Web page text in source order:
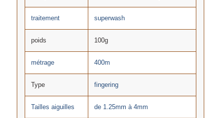
traitement superwash
poids 100g
métrage 400m
Type fingering
Tailles aiguilles de 1.25mm à 4mm